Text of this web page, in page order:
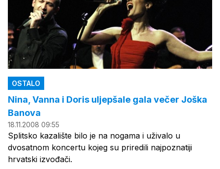
OSTALO
Nina, Vanna i Doris uljepšale gala večer Joška
Banova
18.11.2008 09:55
Splitsko kazalište bilo je na nogama i uživalo u
dvosatnom koncertu kojeg su priredili najpoznatiji
hrvatski izvođači.